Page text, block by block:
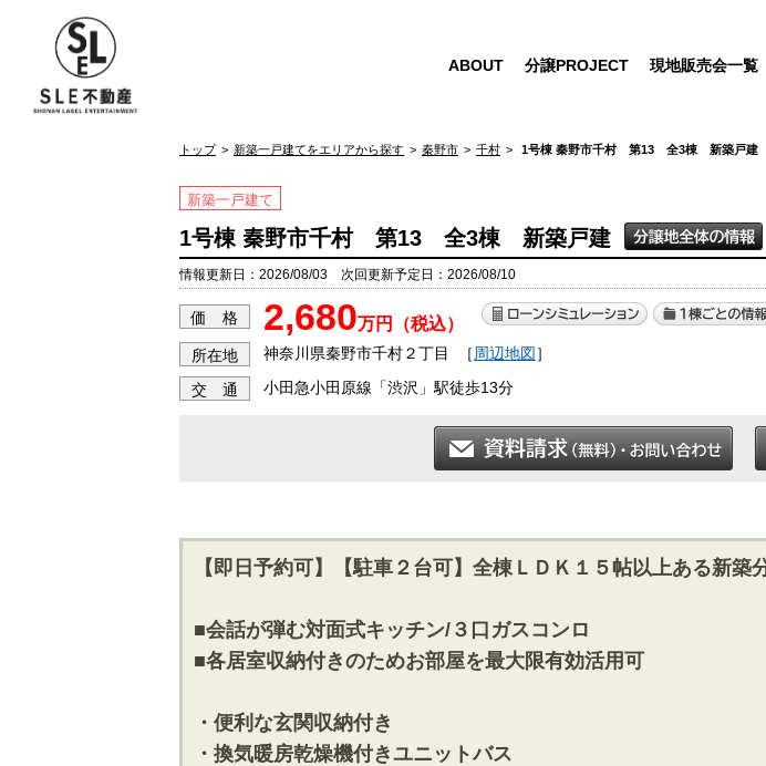
ABOUT 分譲PROJECT 現地販売会一覧
トップ 新築一戸建てをエリアから探す 秦野市 千村 1号棟 秦野市千村 第13 全3棟 新築戸建
新築一戸建て
1号棟 秦野市千村 第13 全3棟 新築戸建
情報更新日：2026/08/03 次回更新予定日：2026/08/10
価 格 2,680万円（税込）
所在地 神奈川県秦野市千村２丁目 ［ 周辺地図 ］
交 通 小田急小田原線「渋沢」駅徒歩13分
【即日予約可】【駐車２台可】全棟ＬＤＫ１５帖以上ある新築
■会話が弾む対面式キッチン/３口ガスコンロ
■各居室収納付きのためお部屋を最大限有効活用可
・便利な玄関収納付き
・換気暖房乾燥機付きユニットバス